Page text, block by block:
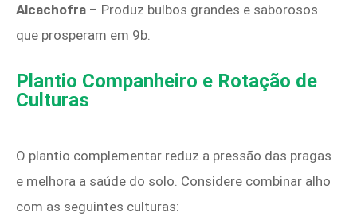
Alcachofra – Produz bulbos grandes e saborosos
que prosperam em 9b.
Plantio Companheiro e Rotação de
Culturas
O plantio complementar reduz a pressão das pragas
e melhora a saúde do solo. Considere combinar alho
com as seguintes culturas: